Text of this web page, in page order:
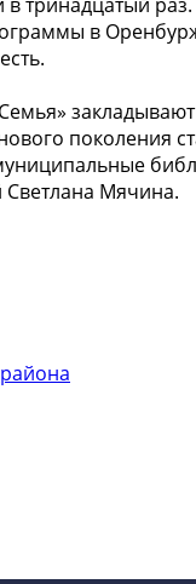
в
поколения
Мячина.